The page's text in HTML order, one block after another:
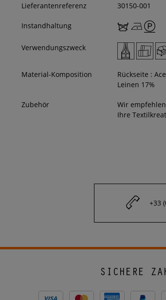
Lieferantenreferenz 30150-001
Instandhaltung
Verwendungszweck
Material-Komposition
Rückseite :
Leinen 17%
Zubehör Wir
Ihre
+33
SICHERE